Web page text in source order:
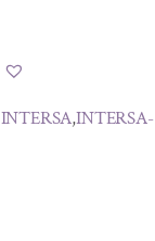
INTERSA,INTERSA-